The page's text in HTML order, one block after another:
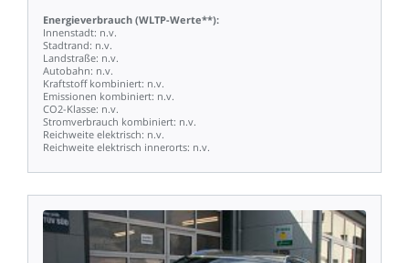
Energieverbrauch (WLTP-Werte**):
Innenstadt: n.v.
Stadtrand: n.v.
Landstraße: n.v.
Autobahn: n.v.
Kraftstoff kombiniert: n.v.
Emissionen kombiniert: n.v.
CO2-Klasse: n.v.
Stromverbrauch kombiniert: n.v.
Reichweite elektrisch: n.v.
Reichweite elektrisch innerorts: n.v.